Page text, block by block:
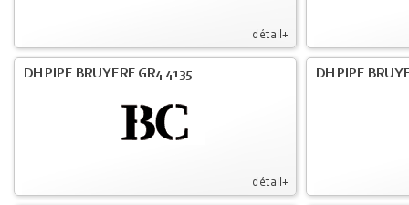
détail+
détail+
DH PIPE BRUYERE GR4 4135 DH PIPE